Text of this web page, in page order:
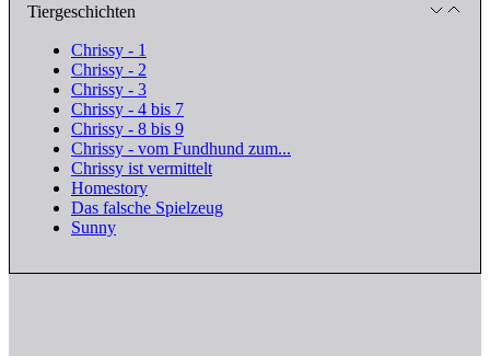
Tiergeschichten
Chrissy - 1
Chrissy - 2
Chrissy - 3
Chrissy - 4 bis 7
Chrissy - 8 bis 9
Chrissy - vom Fundhund zum...
Chrissy ist vermittelt
Homestory
Das falsche Spielzeug
Sunny